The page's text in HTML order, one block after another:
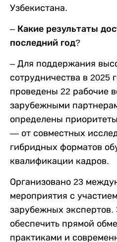
Узбекистана.
– Какие результаты
последний год?
– Для поддержания
сотрудничества в 2025
проведены 22 рабочие
зарубежными
определены
— от совместных
гибридных форматов
квалификации кадров.
Организовано 23
мероприятия с
зарубежных экспертов.
обеспечить прямой
практиками и